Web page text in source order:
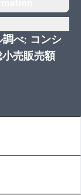
べ; コンシ
売販売額